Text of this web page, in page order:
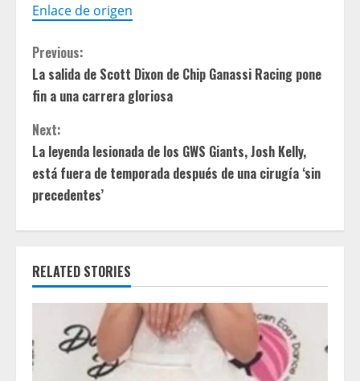
Enlace de origen
C
o
n
t
i
n
u
e
e
Previous:
La salida de Scott Dixon de Chip Ganassi Racing pone
fin a una carrera gloriosa
Next:
La leyenda lesionada de los GWS Giants, Josh Kelly,
está fuera de temporada después de una cirugía ‘sin
precedentes’
RELATED STORIES